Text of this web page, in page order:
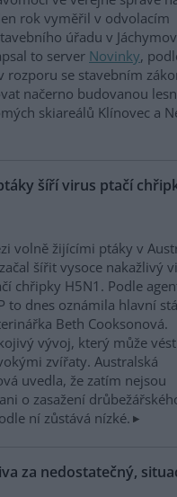
rok vyměřil v odvolacím
úřadu v
to server Novinky,
rozporu se stavebním
načerno budovanou
skiareálů Klínovec a
šíří virus ptačí
volně žijícími ptáky v
šířit vysoce nakažlivý
chřipky H5N1. Podle
to dnes oznámila hlavní
Beth Cooksonová.
vývoj, který může
zvířaty. Australská
uvedla, že zatím nejsou
o zasažení
ní zůstává nízké.
za nedostatečný,